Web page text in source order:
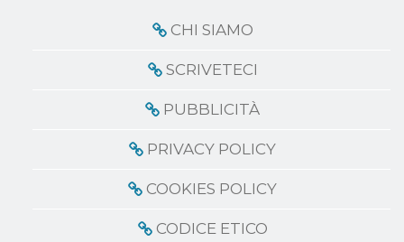
CHI SIAMO
SCRIVETECI
PUBBLICITÀ
PRIVACY POLICY
COOKIES POLICY
CODICE ETICO